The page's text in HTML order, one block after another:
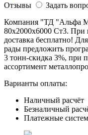
Отзывы
Задать
Компания "ТД "Альфа
80х2000х6000 Ст3. При
доставка бесплатно!
рады предложить
3 тонн-скидка 3%, при
ассортимент
Варианты оплаты:
Наличный расчёт
Безналичный
Платежные